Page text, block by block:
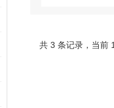
共 3 条记录，当